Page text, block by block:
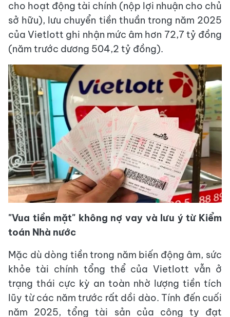
cho hoạt động tài chính (nộp lợi nhuận cho chủ
sở hữu), lưu chuyển tiền thuần trong năm 2025
của Vietlott ghi nhận mức âm hơn 72,7 tỷ đồng
(năm trước dương 504,2 tỷ đồng).
"Vua tiền mặt" không nợ vay và lưu ý từ Kiểm
toán Nhà nước
Mặc dù dòng tiền trong năm biến động âm, sức
khỏe tài chính tổng thể của Vietlott vẫn ở
trạng thái cực kỳ an toàn nhờ lượng tiền tích
lũy từ các năm trước rất dồi dào. Tính đến cuối
năm 2025, tổng tài sản của công ty đạt